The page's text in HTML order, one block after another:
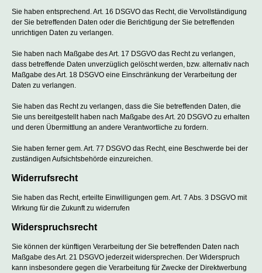
Sie haben entsprechend. Art. 16 DSGVO das Recht, die Vervollständigung
der Sie betreffenden Daten oder die Berichtigung der Sie betreffenden
unrichtigen Daten zu verlangen.
Sie haben nach Maßgabe des Art. 17 DSGVO das Recht zu verlangen,
dass betreffende Daten unverzüglich gelöscht werden, bzw. alternativ nach
Maßgabe des Art. 18 DSGVO eine Einschränkung der Verarbeitung der
Daten zu verlangen.
Sie haben das Recht zu verlangen, dass die Sie betreffenden Daten, die
Sie uns bereitgestellt haben nach Maßgabe des Art. 20 DSGVO zu erhalten
und deren Übermittlung an andere Verantwortliche zu fordern.
Sie haben ferner gem. Art. 77 DSGVO das Recht, eine Beschwerde bei der
zuständigen Aufsichtsbehörde einzureichen.
Widerrufsrecht
Sie haben das Recht, erteilte Einwilligungen gem. Art. 7 Abs. 3 DSGVO mit
Wirkung für die Zukunft zu widerrufen
Widerspruchsrecht
Sie können der künftigen Verarbeitung der Sie betreffenden Daten nach
Maßgabe des Art. 21 DSGVO jederzeit widersprechen. Der Widerspruch
kann insbesondere gegen die Verarbeitung für Zwecke der Direktwerbung